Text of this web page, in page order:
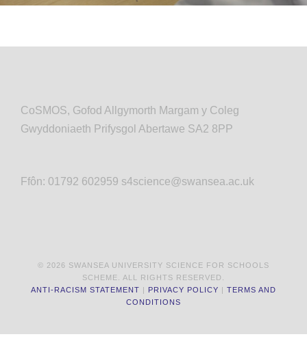
Scheme
CoSMOS, Gofod Allgymorth Margam y Coleg
Gwyddoniaeth Prifysgol Abertawe SA2 8PP
Ffôn: 01792 602959 s4science@swansea.ac.uk
© 2026 SWANSEA UNIVERSITY SCIENCE FOR SCHOOLS
SCHEME. ALL RIGHTS RESERVED.
ANTI-RACISM STATEMENT
PRIVACY POLICY
TERMS AND
CONDITIONS